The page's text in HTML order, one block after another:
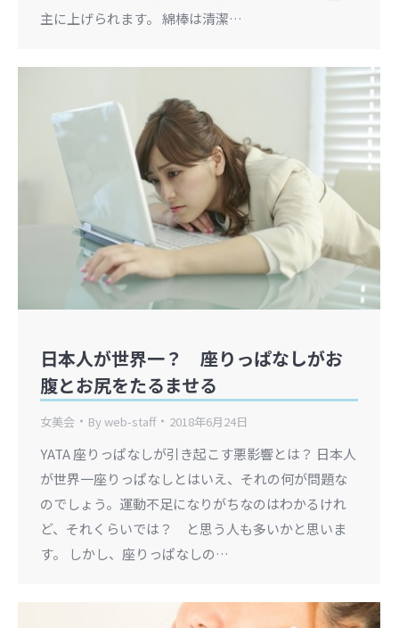
主に上げられます。 綿棒は清潔…
日本人が世界一？ 座りっぱなしがお
腹とお尻をたるませる
女美会 Byweb-staff 2018年6月24日
YATA 座りっぱなしが引き起こす悪影響とは？ 日本人
が世界一座りっぱなしとはいえ、それの何が問題な
のでしょう。運動不足になりがちなのはわかるけれ
ど、それくらいでは？ と思う人も多いかと思いま
す。 しかし、座りっぱなしの…